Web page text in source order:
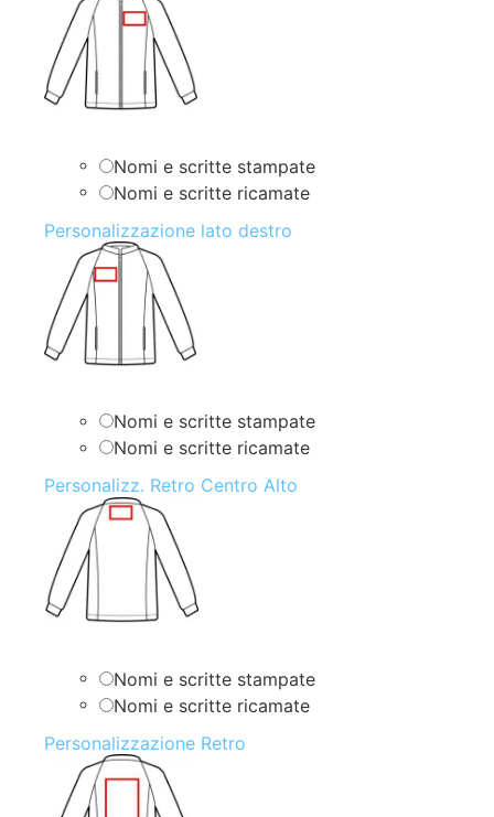
Nomi e scritte stampate
Nomi e scritte ricamate
Personalizzazione lato destro
Nomi e scritte stampate
Nomi e scritte ricamate
Personalizz. Retro Centro Alto
Nomi e scritte stampate
Nomi e scritte ricamate
Personalizzazione Retro